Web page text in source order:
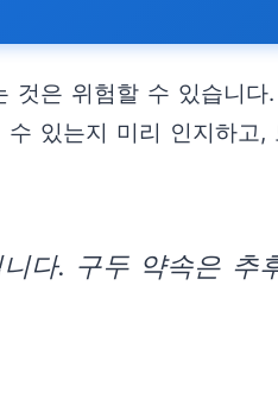
은 위험할 수 있습니
있는지 미리 인지하고
다. 구두 약속은 추